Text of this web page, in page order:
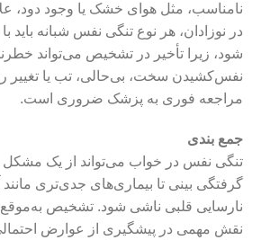
نامناسب، مثل هوای خشک یا وجود دود،
در نوزادان، هر نوع تنگی نفس شبانه باید
شود، زیرا تأخیر در تشخیص می‌تواند
نفس‌کشیدن سخت، بی‌حالی، تب یا تغییر
مراجعه فوری به پزشک ضروری است.
جمع بندی
تنگی نفس در خواب می‌تواند از یک مشکل
گرفتگی بینی تا بیماری‌های جدی‌تری مانند
نارسایی قلبی ناشی شود. تشخیص
نقش مهمی در پیشگیری از عوارض